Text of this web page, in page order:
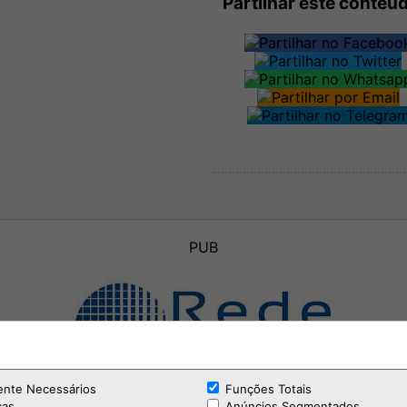
PUB
Necessários
Funções Totais